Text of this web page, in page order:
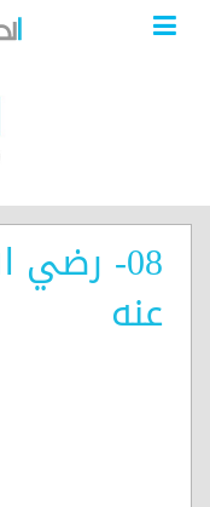
08- رضي
عنه